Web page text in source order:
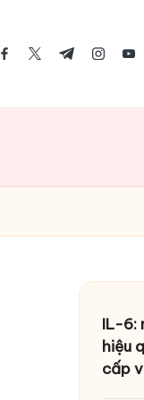
facebook.com
twitter.com
t.me
IL-6:
hiệu
cấp